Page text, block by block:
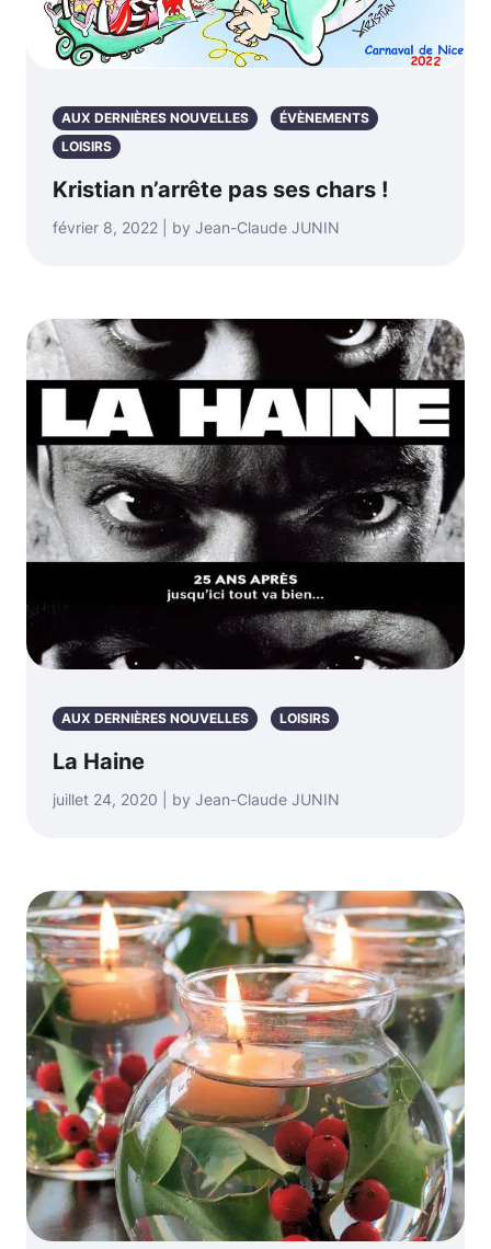
AUX DERNIÈRES NOUVELLES
ÉVÈNEMENTS
LOISIRS
Kristian n’arrête pas ses chars !
février 8, 2022 | by Jean-Claude JUNIN
AUX DERNIÈRES NOUVELLES LOISIRS
La Haine
juillet 24, 2020 | by Jean-Claude JUNIN